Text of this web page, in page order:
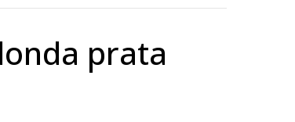
Lembrar-me